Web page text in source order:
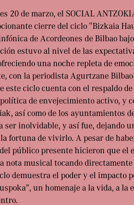
20 de marzo, el SOCIAL
cierre del ciclo "Bizkaia
de Acordeones de Bilbao
estuvo al nivel de las
una noche repleta de
con la periodista Agurtzane
este ciclo cuenta con el respaldo
de envejecimiento activo, y
así como de los ayuntamientos
ser inolvidable, y así fue, dejando
fortuna de vivirlo. A pesar de
público presente hicieron que el
nota musical tocando
demuestra el poder y el
un homenaje a la vida, a